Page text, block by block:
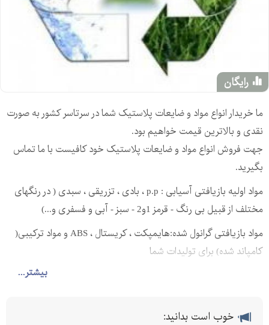
رایگان
بیشتر...
ما خریدار انواع مواد و ضایعات پلاستیک شما در سرتاسر کشور به صورت
نقدی و بالاترین قیمت خواهیم بود.
جهت فروش انواع مواد و ضایعات پلاستیک خود کافیست با ما تماس
بگیرید.
مواد اولیه بازیافتی آسیابی : p.p ، بادی ، تزریقی ، سبدی ( در رنگهای
مختلف از قبیل بی رنگ - قرمز 1و2 - سبز - آبی و فسفری و...)
مواد بازیافتی گرانول شده:هایمپکت ، کریستال ، ABS و مواد ترکیبی(
کامپاند شده) برای تولیدات شما
پلی اتیلن سبک خطی LLDPE
خوب است بدانید: